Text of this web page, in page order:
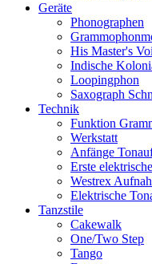
Geräte
Phonographen
His Master's
Indische
Loopingphon
Saxograph
Technik
Funktion
Werkstatt
Anfänge
Erste
Westrex
Elektrische
Tanzstile
Cakewalk
One/Two Step
Tango